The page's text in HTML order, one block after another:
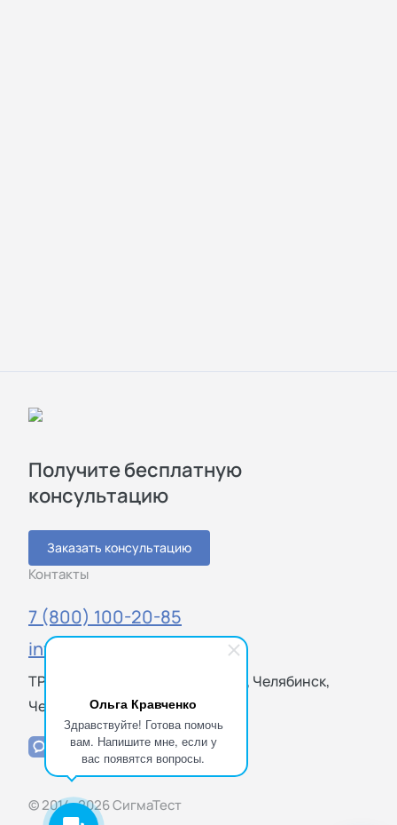
Ольга Кравченко
Здравствуйте! Готова помочь
вам. Напишите мне, если у
вас появятся вопросы.
Получите бесплатную
консультацию
Заказать консультацию
Контакты
7 (800) 100-20-85
info@sigmatest.ru
ТРЦ "Фокус", Молдавская ул., 16, Челябинск,
Челябинская обл., 454021
© 2014–2026 СигмаТест